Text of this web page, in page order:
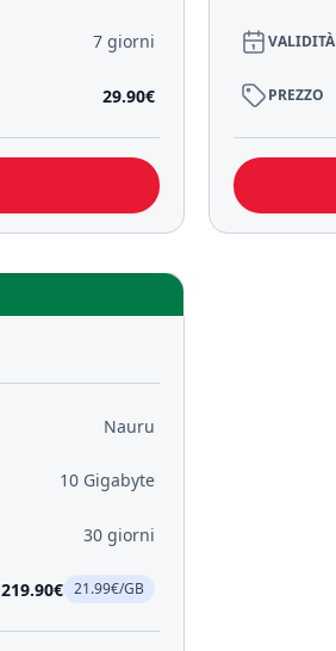
7 giorni
29.90€
VALIDITÀ
PREZZO
Nauru
10 Gigabyte
30 giorni
219.90€ 21.99€/GB